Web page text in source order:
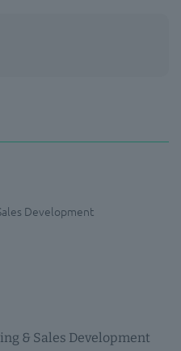
& Sales Development
Development